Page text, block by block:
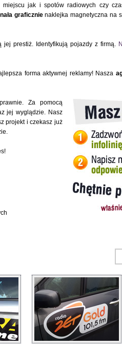
jak i spotów radiowych czy
graficznienaklejka magnetyczna na
jej prestiż. Identyfikują pojazdy z firmą.
forma aktywnej reklamy! Nasza
Za pomocą
jej wyglądzie. Nasz
projekt i czekasz już